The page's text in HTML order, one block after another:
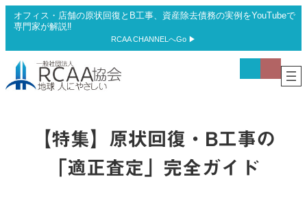
容
ス
プ
オフィス・店舗の原状回復とB工事、資産除去債務の実例をYouTubeで
専門家が解説‼
RCAA CHANNELへGo ▶
コ
コ
【特集】原状回復・B工事の
「適正査定」完全ガイド